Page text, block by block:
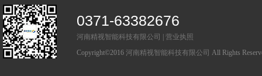
0371-63382676
河南精视智能科技有限公司
营业执照
Copyright©2016 河南精视智能科技有限公司 All Rights